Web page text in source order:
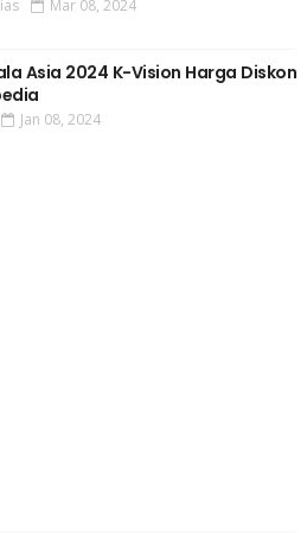
Mar 08, 2024
Asia 2024 K-Vision Harga Diskon
Jan 08, 2024